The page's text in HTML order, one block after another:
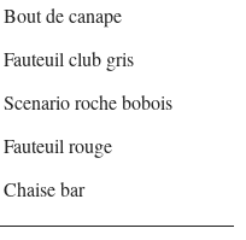
Bout de canape
Fauteuil club gris
Scenario roche bobois
Fauteuil rouge
Chaise bar